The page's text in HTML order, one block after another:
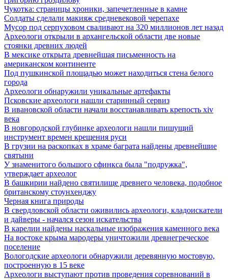
Чукотка: страницы хроники, запечетленные в камне
Солдаты сделали макияж средневековой черепахе
Мусор под cерпуховом сваливают на 320 миллионов лет назад
Археологи открыли в архангельской области две новые
стоянки древних людей
В мексике открыта древнейшая письменность на
американском континенте
Под пушкинской площадью может находиться стена белого
города
Археологи обнаружили уникальные артефакты
Псковские археологи нашли старинный сервиз
В ивановской области начали восстанавливать крепость xiv
века
В новгородской глубинке археологи нашли пишущий
инструмент времен крещения руси
В грузии на раскопках в храме баграта найдены древнейшие
святыни
У знаменитого большого сфинкса была "подружка",
утверждает археолог
В башкирии найдено святилище древнего человека, подобное
британскому стоунхенджу
Черная книга природы
В свердловской области оживились археологи, кладоискатели
и дайверы - начался сезон искательства
В карелии найдены наскальные изображения каменного века
На востоке крыма мародеры уничтожили древнегреческое
поселение
Вологодские археологи обнаружили деревянную мостовую,
построенную в 15 веке
Археологи выступают против проведения соревнований в